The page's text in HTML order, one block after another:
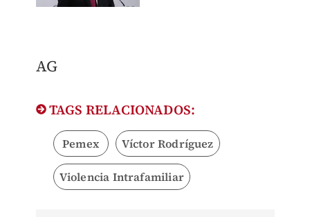
AG
TAGS RELACIONADOS:
Pemex Víctor Rodríguez
Violencia Intrafamiliar